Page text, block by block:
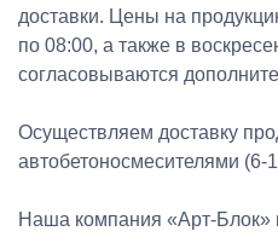
доставки. Цены на
по 08:00, а также в
согласовываются
Осуществляем доставку
автобетоносмесителями (6-
Наша компания «Арт-Блок»